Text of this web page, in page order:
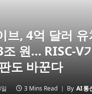
브, 4억 달러 유
원… RISC-V
도 바꾼다
3 Mins Read By AI통